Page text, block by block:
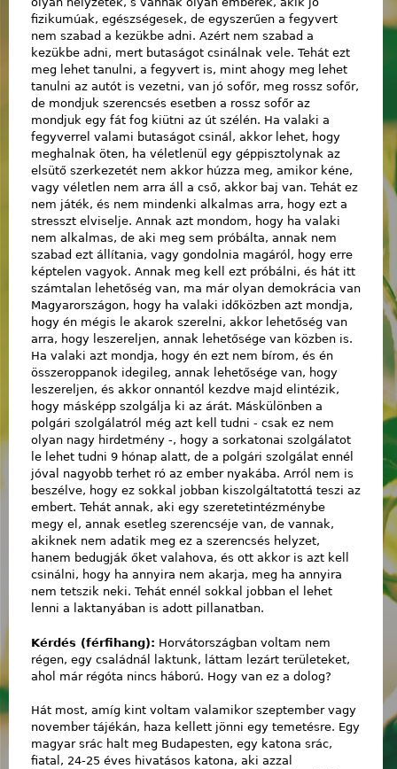
fizikumúak, egészségesek, de egyszerűen a fegyvert
nem szabad a kezükbe adni. Azért nem szabad a
kezükbe adni, mert butaságot csinálnak vele. Tehát ezt
meg lehet tanulni, a fegyvert is, mint ahogy meg lehet
tanulni az autót is vezetni, van jó sofőr, meg rossz sofőr,
de mondjuk szerencsés esetben a rossz sofőr az
mondjuk egy fát fog kiütni az út szélén. Ha valaki a
fegyverrel valami butaságot csinál, akkor lehet, hogy
meghalnak öten, ha véletlenül egy géppisztolynak az
elsütő szerkezetét nem akkor húzza meg, amikor kéne,
vagy véletlen nem arra áll a cső, akkor baj van. Tehát ez
nem játék, és nem mindenki alkalmas arra, hogy ezt a
stresszt elviselje. Annak azt mondom, hogy ha valaki
nem alkalmas, de aki meg sem próbálta, annak nem
szabad ezt állítania, vagy gondolnia magáról, hogy erre
képtelen vagyok. Annak meg kell ezt próbálni, és hát itt
számtalan lehetőség van, ma már olyan demokrácia van
Magyarországon, hogy ha valaki időközben azt mondja,
hogy én mégis le akarok szerelni, akkor lehetőség van
arra, hogy leszereljen, annak lehetősége van közben is.
Ha valaki azt mondja, hogy én ezt nem bírom, és én
összeroppanok idegileg, annak lehetősége van, hogy
leszereljen, és akkor onnantól kezdve majd elintézik,
hogy másképp szolgálja ki az árát. Máskülönben a
polgári szolgálatról még azt kell tudni - csak ez nem
olyan nagy hirdetmény -, hogy a sorkatonai szolgálatot
le lehet tudni 9 hónap alatt, de a polgári szolgálat ennél
jóval nagyobb terhet ró az ember nyakába. Arról nem is
beszélve, hogy ez sokkal jobban kiszolgáltatottá teszi az
embert. Tehát annak, aki egy szeretetintézménybe
megy el, annak esetleg szerencséje van, de vannak,
akiknek nem adatik meg ez a szerencsés helyzet,
hanem bedugják őket valahova, és ott akkor is azt kell
csinálni, hogy ha annyira nem akarja, meg ha annyira
nem tetszik neki. Tehát ennél sokkal jobban el lehet
lenni a laktanyában is adott pillanatban.
Kérdés (férfihang): Horvátországban voltam nem
régen, egy családnál laktunk, láttam lezárt területeket,
ahol már régóta nincs háború. Hogy van ez a dolog?
Hát most, amíg kint voltam valamikor szeptember vagy
november tájékán, haza kellett jönni egy temetésre. Egy
magyar srác halt meg Budapesten, egy katona srác,
fiatal, 24-25 éves hivatásos katona, aki azzal